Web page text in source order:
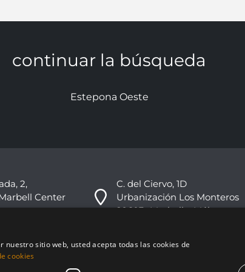
continuar la búsqueda
Estepona Oeste
2,
Center
C. del Ciervo, 1D
Urbanización Los Monteros
29603 -Marbella, Málaga
sitio web, usted acepta todas las cookies de
cookies